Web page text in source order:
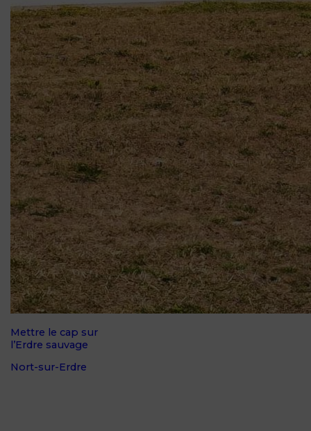
Mettre le cap sur
l’Erdre sauvage
Nort-sur-Erdre